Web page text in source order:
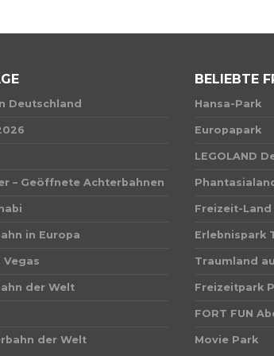
Deutschland
– Geöffnete Achterbahnen
in Europa
Vegas
der Welt
der Welt
BELIEBTE
Hansa-Park
Europapark
LEGOLAND
Freizeit-Land
Erlebnispark
Traumland
Freizeitpark
FORT FUN
Movie Park